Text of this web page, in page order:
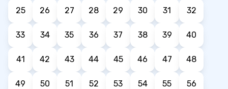
25 26 27 28 29 30 31 32
33 34 35 36 37 38 39 40
41 42 43 44 45 46 47 48
49 50 51 52 53 54 55 56